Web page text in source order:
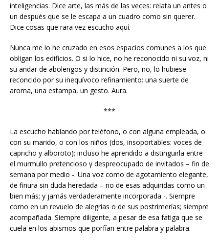
inteligencias. Dice arte, las más de las veces: relata un antes o
un después que se le escapa a un cuadro como sin querer.
Dice cosas que rara vez escucho aquí.
Nunca me lo he cruzado en esos espacios comunes a los que
obligan los edificios. O si lo hice, no he reconocido ni su voz, ni
su andar de abolengos y distinción. Pero, no, lo hubiese
reconcido por su inequívoco refinamiento: una suerte de
aroma, una estampa, un gesto. Aura.
***
La escucho hablando por teléfono, o con alguna empleada, o
con su marido, o con los niños (dos, insoportables: voces de
capricho y alboroto); incluso he aprendido a distinguirla entre
el murmullo pretencioso y despreocupado de invitados – fin de
semana por medio -. Una voz como de agotamiento elegante,
de finura sin duda heredada – no de esas adquiridas como un
bien más; y jamás verdaderamente incorporada -. Siempre
como en un revuelo de alegrías o de sus postrimerías; siempre
acompañada. Siempre diligente, a pesar de esa fatiga que se
cuela en los abismos que porfían entre palabra y palabra.